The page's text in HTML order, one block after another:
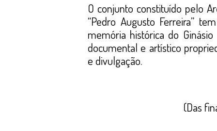
O conjunto constituído pelo
“Pedro Augusto Ferreira”
memória histórica do
documental e artístico
e divulgação.
(Das